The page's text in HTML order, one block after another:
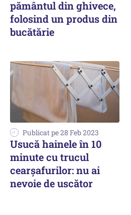
pământul din ghivece,
folosind un produs din
bucătărie
Publicat pe 28 Feb 2023
Usucă hainele în 10
minute cu trucul
cearșafurilor: nu ai
nevoie de uscător